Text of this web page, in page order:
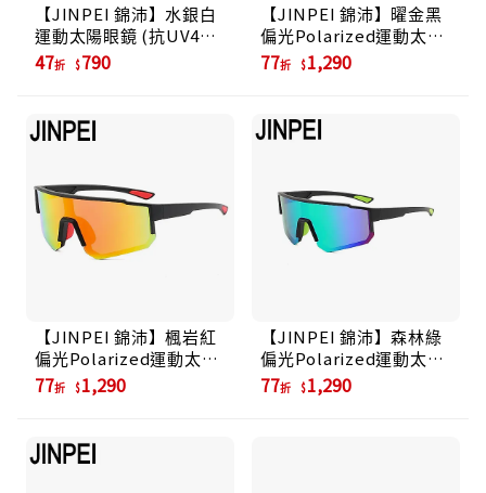
【JINPEI 錦沛】水銀白
運動太陽眼鏡 (抗UV400
PC防撞 防眩光)
47折 790
【JINPEI 錦沛】曜金黑
偏光Polarized運動太陽
眼鏡 (抗UV400 PC防撞
防眩光)
77折 1,290
【JINPEI 錦沛】楓岩紅
偏光Polarized運動太陽
眼鏡 (抗UV400 PC防撞
防眩光)
77折 1,290
【JINPEI 錦沛】森林綠
偏光Polarized運動太陽
眼鏡 (抗UV400 PC防撞
防眩光)
77折 1,290